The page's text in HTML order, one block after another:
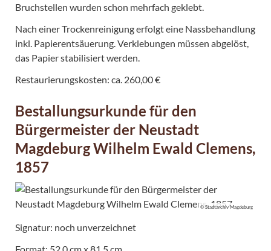
Bruchstellen wurden schon mehrfach geklebt.
Nach einer Trockenreinigung erfolgt eine Nassbehandlung
inkl. Papierentsäuerung. Verklebungen müssen abgelöst,
das Papier stabilisiert werden.
Restaurierungskosten: ca. 260,00 €
Bestallungsurkunde für den
Bürgermeister der Neustadt
Magdeburg Wilhelm Ewald Clemens,
1857
© Stadtarchiv Magdeburg
Signatur: noch unverzeichnet
Format: 52,0 cm x 81,5 cm